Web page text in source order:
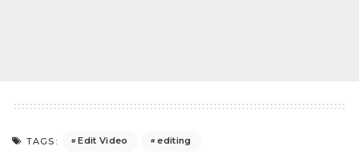
TAGS: Edit Video editing